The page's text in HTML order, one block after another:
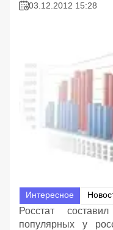
03.12.2012 15:28
Интересное
Росстат
популярных у